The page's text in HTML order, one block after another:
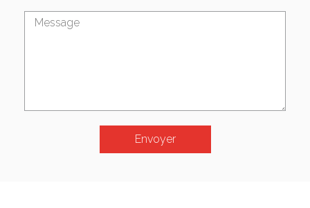
Envoyer